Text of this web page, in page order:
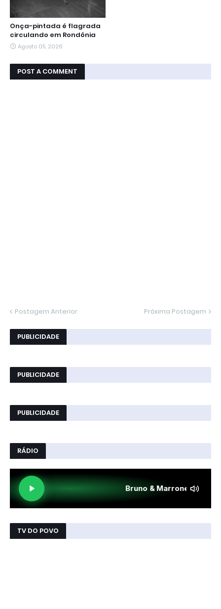
Onça-pintada é flagrada
circulando em Rondônia
Agosto 05, 2026
POST A COMMENT
Postagem Anterior Próxima Postagem
PUBLICIDADE
PUBLICIDADE
PUBLICIDADE
RÁDIO
TV DO POVO